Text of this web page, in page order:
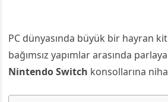
PC dünyasında büyük bir hayran
bağımsız yapımlar arasında
Nintendo Switch konsollarına